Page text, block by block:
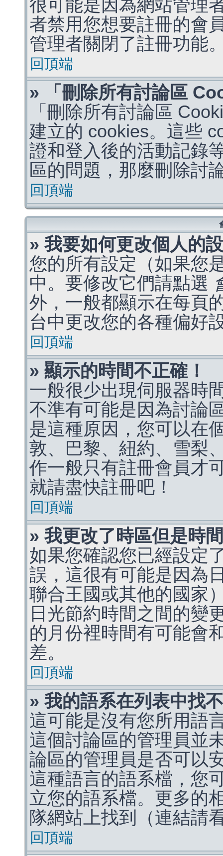
很可能是因為網站管理
者禁用您想要註冊的會
管理者關閉了註冊功能
回頂端
» 「刪除所有討論區
「刪除所有討論區
建立的 cookies。這些
證和登入後的活動記錄
區的問題，那麼刪除討
回頂端
» 我要如何更改個人的
您的所有設定（如果您
中。要修改它們請點選
外，一般都顯示在每頁
台中更改您的各種偏好
回頂端
» 顯示的時間不正確！
一般很少出現伺服器時
不準有可能是因為討論
是這種原因，您可以在
敦、巴黎、紐約、雪梨
作一般只有註冊會員才
就請盡快註冊吧！
回頂端
» 我更改了時區但是時
如果您確認您已經設定
誤，這很有可能是因為
聯合王國或其他的國家
日光節約時間之間的變
的月份裡時間有可能會
差。
回頂端
» 我的語系在列表中找
這可能是沒有您所用語
這個討論區的管理員並
論區的管理員是否可以
這種語言的語系檔，您
立您的語系檔。更多的
隊網站上找到（連結請
回頂端